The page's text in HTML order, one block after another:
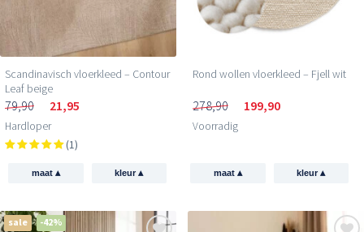
Scandinavisch vloerkleed – Contour
Leaf beige
79,90 21,95
Hardloper
(1)
maat ▴ kleur▴
Rond wollen vloerkleed – Fjell wit
278,90 199,90
Voorradig
maat ▴ kleur▴
sale -42%